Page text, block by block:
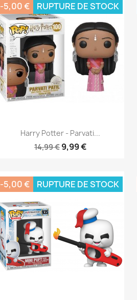
Harry Potter - Parvati...
14,99 € 9,99 €
-5,00 € RUPTURE DE STOCK
Aperçu rapide
-5,00 € RUPTURE DE STOCK